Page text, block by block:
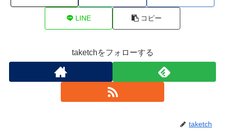
LINE コピー
taketchをフォローする
taketch